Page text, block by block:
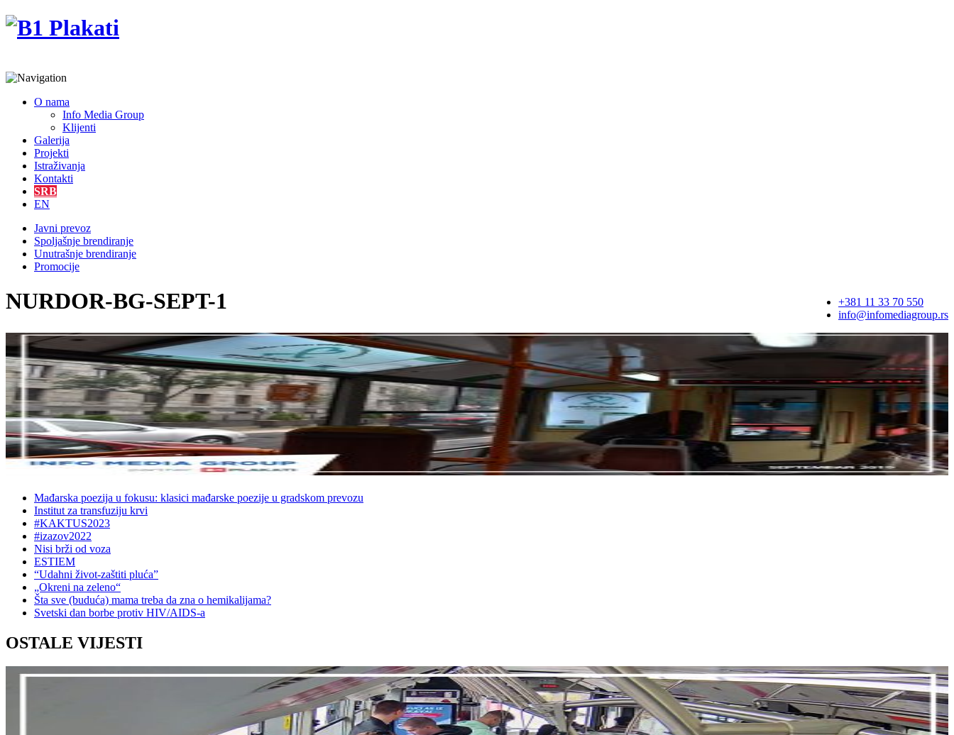
O nama
Info Media Group
Klijenti
Galerija
Projekti
Istraživanja
Kontakti
SRB
EN
Javni prevoz
Spoljašnje brendiranje
Unutrašnje brendiranje
Promocije
+381 11 33 70 550
info@infomediagroup.rs
NURDOR-BG-SEPT-1
Mađarska poezija u fokusu: klasici mađarske poezije u gradskom prevozu
Institut za transfuziju krvi
#KAKTUS2023
#izazov2022
Nisi brži od voza
ESTIEM
“Udahni život-zaštiti pluća”
„Okreni na zeleno“
Šta sve (buduća) mama treba da zna o hemikalijama?
Svetski dan borbe protiv HIV/AIDS-a
OSTALE VIJESTI